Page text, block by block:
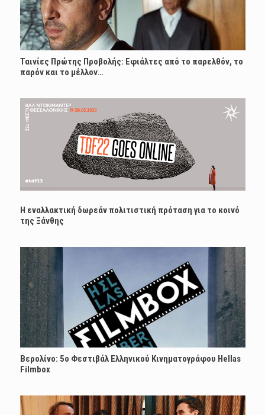
Ταινίες Πρώτης Προβολής: Εφιάλτες από το παρελθόν, το
παρόν και το μέλλον…
Η εναλλακτική δωρεάν πολιτιστική πρόταση για το κοινό
της Ξάνθης
Βερολίνο: 5ο Φεστιβάλ Ελληνικού Κινηματογράφου Hellas
Filmbox